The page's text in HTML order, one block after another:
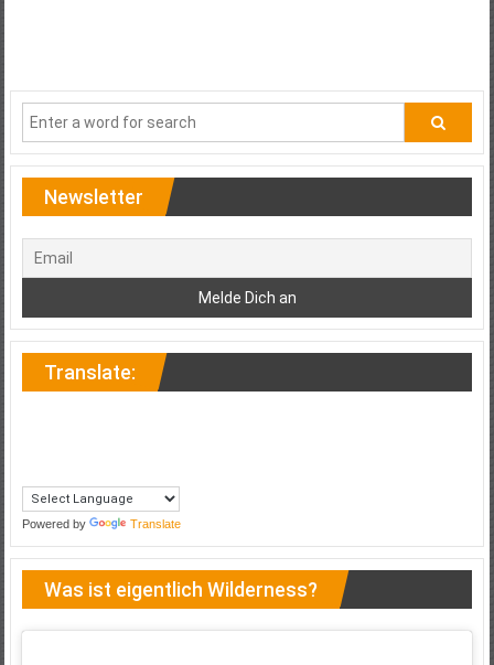
Newsletter
Translate:
Powered by Translate
Was ist eigentlich Wilderness?